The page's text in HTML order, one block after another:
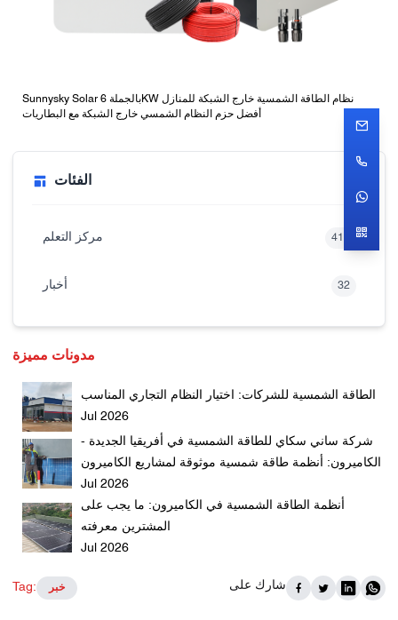
Sunnysky Solar بالجملة 6KW نظام الطاقة الشمسية خارج الشبكة للمنازل
أفضل حزم النظام الشمسي خارج الشبكة مع البطاريات
الفئات
مركز التعلم 416
أخبار 32
مدونات مميزة
الطاقة الشمسية للشركات: اختيار النظام التجاري المناسب
Jul 2026
شركة ساني سكاي للطاقة الشمسية في أفريقيا الجديدة -
الكاميرون: أنظمة طاقة شمسية موثوقة لمشاريع الكاميرون
Jul 2026
أنظمة الطاقة الشمسية في الكاميرون: ما يجب على
المشترين معرفته
Jul 2026
Tag: خبر شارك على